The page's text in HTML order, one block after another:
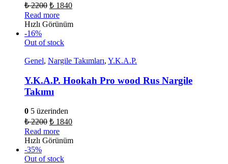
₺2200 ₺ 1840
Read more
Hızlı Görünüm
-16%
Out of stock
Genel, Nargile Takımları, Y.K.A.P.
Y.K.A.P. Hookah Pro wood Rus Nargile
Takımı
0 5 üzerinden
₺2200 ₺ 1840
Read more
Hızlı Görünüm
-35%
Out of stock